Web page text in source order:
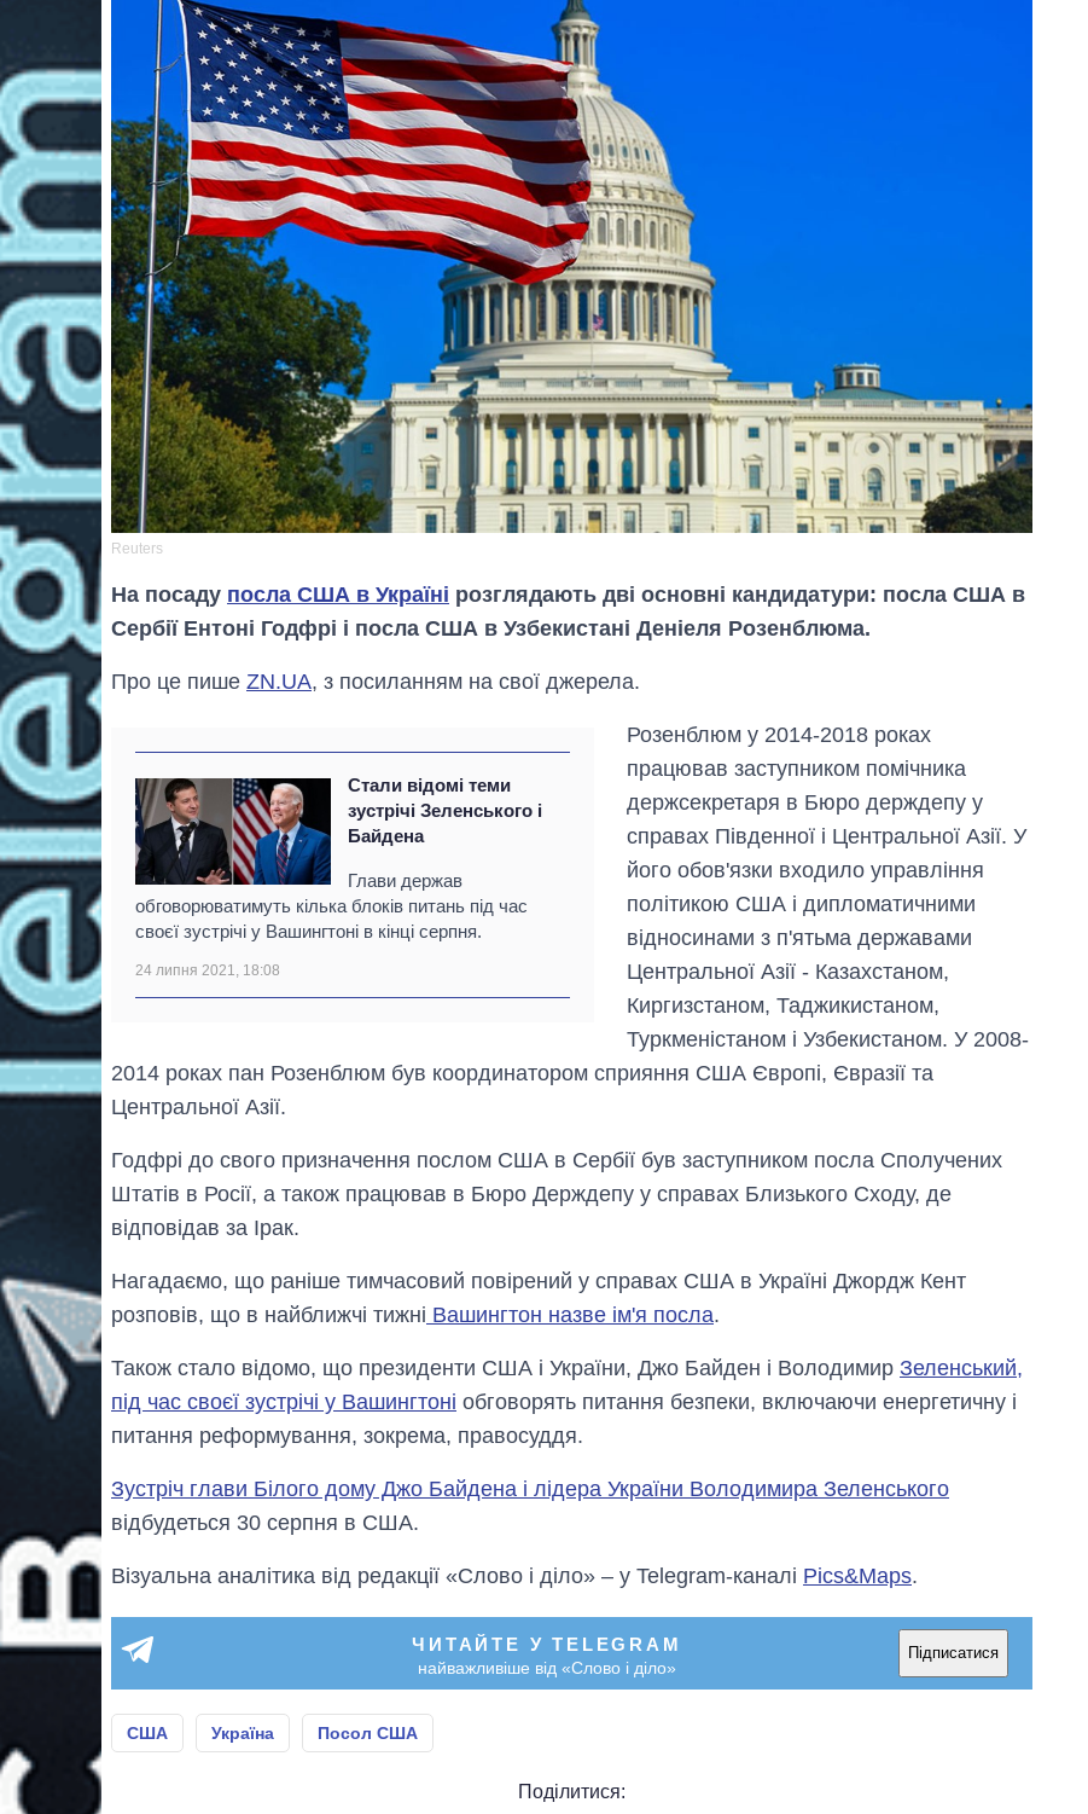
Reuters
На посаду посла США в Україні розглядають дві основні кандидатури: посла США в
Сербії Ентоні Годфрі і посла США в Узбекистані Деніеля Розенблюма.
Про це пише ZN.UA, з посиланням на свої джерела.
Стали відомі теми
зустрічі Зеленського і
Байдена
Глави держав
обговорюватимуть кілька блоків питань під час
своєї зустрічі у Вашингтоні в кінці серпня.
24 липня 2021, 18:08
Розенблюм у 2014-2018 роках
працював заступником помічника
держсекретаря в Бюро держдепу у
справах Південної і Центральної Азії. У
його обов'язки входило управління
політикою США і дипломатичними
відносинами з п'ятьма державами
Центральної Азії - Казахстаном,
Киргизстаном, Таджикистаном,
Туркменістаном і Узбекистаном. У 2008-
2014 роках пан Розенблюм був координатором сприяння США Європі, Євразії та
Центральної Азії.
Годфрі до свого призначення послом США в Сербії був заступником посла Сполучених
Штатів в Росії, а також працював в Бюро Держдепу у справах Близького Сходу, де
відповідав за Ірак.
Нагадаємо, що раніше тимчасовий повірений у справах США в Україні Джордж Кент
розповів, що в найближчі тижні Вашингтон назве ім'я посла.
Також стало відомо, що президенти США і України, Джо Байден і Володимир Зеленський,
під час своєї зустрічі у Вашингтоні обговорять питання безпеки, включаючи енергетичну і
питання реформування, зокрема, правосуддя.
Зустріч глави Білого дому Джо Байдена і лідера України Володимира Зеленського
відбудеться 30 серпня в США.
Візуальна аналітика від редакції «Слово і діло» – у Telegram-каналі Pics&Maps.
ЧИТАЙТЕ У TELEGRAM
найважливіше від «Слово і діло»
Підписатися
США Україна Посол США
Поділитися:
на холодну воду у
містах України на
початок серпня